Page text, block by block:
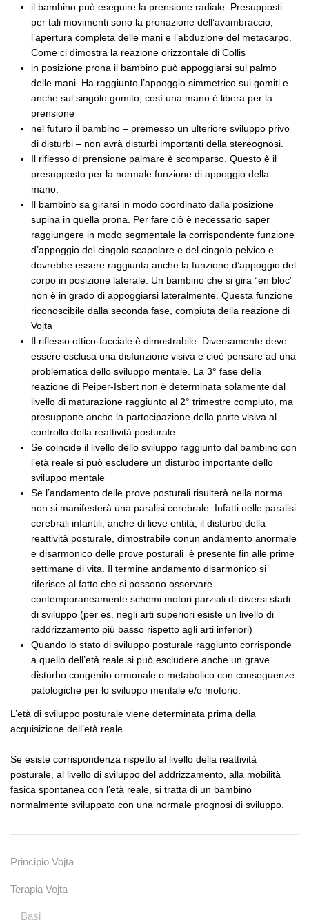
il bambino può eseguire la prensione radiale. Presupposti
per tali movimenti sono la pronazione dell’avambraccio,
l’apertura completa delle mani e l’abduzione del metacarpo.
Come ci dimostra la reazione orizzontale di Collis
in posizione prona il bambino può appoggiarsi sul palmo
delle mani. Ha raggiunto l’appoggio simmetrico sui gomiti e
anche sul singolo gomito, così una mano è libera per la
prensione
nel futuro il bambino – premesso un ulteriore sviluppo privo
di disturbi – non avrà disturbi importanti della stereognosi.
Il riflesso di prensione palmare è scomparso. Questo è il
presupposto per la normale funzione di appoggio della
mano.
Il bambino sa girarsi in modo coordinato dalla posizione
supina in quella prona. Per fare ciò è necessario saper
raggiungere in modo segmentale la corrispondente funzione
d’appoggio del cingolo scapolare e del cingolo pelvico e
dovrebbe essere raggiunta anche la funzione d’appoggio del
corpo in posizione laterale. Un bambino che si gira “en bloc”
non è in grado di appoggiarsi lateralmente. Questa funzione
riconoscibile dalla seconda fase, compiuta della reazione di
Vojta
Il riflesso ottico-facciale è dimostrabile. Diversamente deve
essere esclusa una disfunzione visiva e cioè pensare ad una
problematica dello sviluppo mentale. La 3° fase della
reazione di Peiper-Isbert non è determinata solamente dal
livello di maturazione raggiunto al 2° trimestre compiuto, ma
presuppone anche la partecipazione della parte visiva al
controllo della reattività posturale.
Se coincide il livello dello sviluppo raggiunto dal bambino con
l’età reale si può escludere un disturbo importante dello
sviluppo mentale
Se l’andamento delle prove posturali risulterà nella norma
non si manifesterà una paralisi cerebrale. Infatti nelle paralisi
cerebrali infantili, anche di lieve entità, il disturbo della
reattività posturale, dimostrabile conun andamento anormale
e disarmonico delle prove posturali è presente fin alle prime
settimane di vita. Il termine andamento disarmonico si
riferisce al fatto che si possono osservare
contemporaneamente schemi motori parziali di diversi stadi
di sviluppo (per es. negli arti superiori esiste un livello di
raddrizzamento più basso rispetto agli arti inferiori)
Quando lo stato di sviluppo posturale raggiunto corrisponde
a quello dell’età reale si può escludere anche un grave
disturbo congenito ormonale o metabolico con conseguenze
patologiche per lo sviluppo mentale e/o motorio.
L’età di sviluppo posturale viene determinata prima della
acquisizione dell’età reale.
Se esiste corrispondenza rispetto al livello della reattività
posturale, al livello di sviluppo del addrizzamento, alla mobilità
fasica spontanea con l’età reale, si tratta di un bambino
normalmente sviluppato con una normale prognosi di sviluppo.
Principio Vojta
Terapia Vojta
Basi